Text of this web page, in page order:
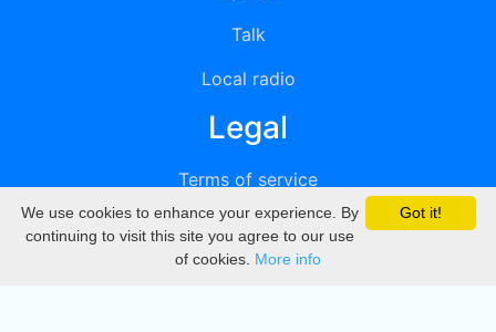
Talk
Local radio
Legal
Terms of service
Privacy
DMCA
Got it!
We use cookies to enhance your experience. By
continuing to visit this site you agree to our use
of cookies. More info